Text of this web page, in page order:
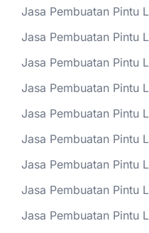
Jasa Pembuatan Pintu
Jasa Pembuatan Pintu
Jasa Pembuatan Pintu
Jasa Pembuatan Pintu
Jasa Pembuatan Pintu
Jasa Pembuatan Pintu
Jasa Pembuatan Pintu
Jasa Pembuatan Pintu
Jasa Pembuatan Pintu